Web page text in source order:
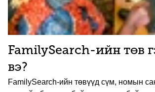
FamilySearch-ийн төв
вэ?
FamilySearch-ийн төвүүд сүм, номын